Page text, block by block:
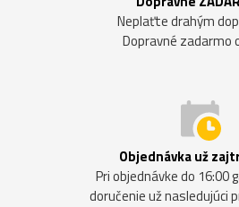
Neplaťte drahým
Dopravné zadarmo
Objednávka už
Pri objednávke do 16:00
doručenie už nasledujúci